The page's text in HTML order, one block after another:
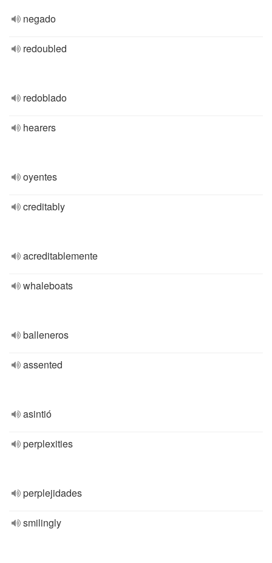
negado
redoubled
redoblado
hearers
oyentes
creditably
acreditablemente
whaleboats
balleneros
assented
asintió
perplexities
perplejidades
smilingly